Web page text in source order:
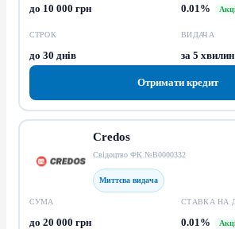
до 10 000 грн 0.01%
СТРОК
до 30 днів
ВИДАЧА
за 5 хвилин
Отримати кредит
Credos
Свідоцтво ФК №В0000332
Миттєва видача
СУМА
до 20 000 грн
СТАВКА НА
0.01%